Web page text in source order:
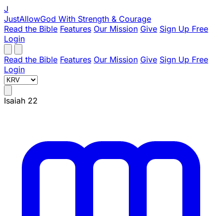
J
JustAllowGod With Strength & Courage
Read the Bible Features Our Mission Give Sign Up Free
Login
Read the Bible Features Our Mission Give Sign Up Free
Login
Isaiah 22